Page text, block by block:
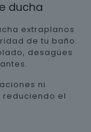
ducha
extraplanos
de tu baño.
desagües
ni
reduciendo el